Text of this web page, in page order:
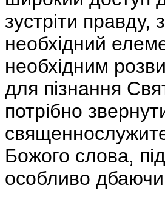
зустріти
необхідний
необхідним
для пізнання
потрібно
Божого слова,
особливо